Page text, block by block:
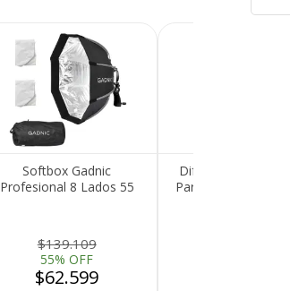
Softbox Gadnic
Profesional 8 Lados 55
Interior Plateado Portátil
Para Fotografía
$139.109
55% OFF
$62.599
Difusor de Flash
Para Cámara